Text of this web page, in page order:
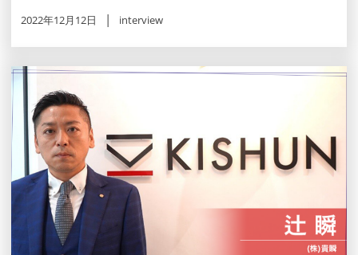
2022年12月12日 interview